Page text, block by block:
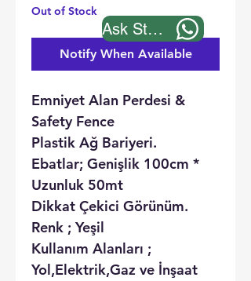
Out of Stock
Notify When Available
Emniyet Alan Perdesi &
Safety Fence
Plastik Ağ Bariyeri.
Ebatlar; Genişlik 100cm *
Uzunluk 50mt
Dikkat Çekici Görünüm.
Renk ; Yeşil
Kullanım Alanları ;
Yol,Elektrik,Gaz ve İnşaat
Ask Stock